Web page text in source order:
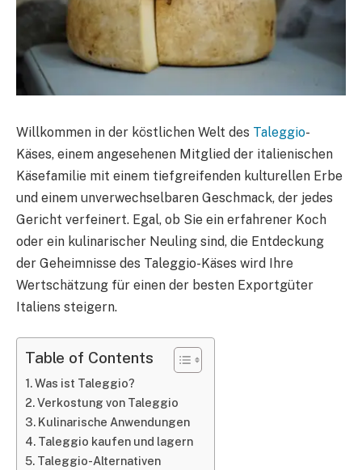
Willkommen in der köstlichen Welt des Taleggio-
Käses, einem angesehenen Mitglied der italienischen
Käsefamilie mit einem tiefgreifenden kulturellen Erbe
und einem unverwechselbaren Geschmack, der jedes
Gericht verfeinert. Egal, ob Sie ein erfahrener Koch
oder ein kulinarischer Neuling sind, die Entdeckung
der Geheimnisse des Taleggio-Käses wird Ihre
Wertschätzung für einen der besten Exportgüter
Italiens steigern.
Table of Contents
Was ist Taleggio?
Verkostung von Taleggio
Kulinarische Anwendungen
Taleggio kaufen und lagern
Taleggio-Alternativen